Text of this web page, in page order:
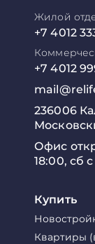
Жилой
+7 4012
+7 4012
236006
Офис
18:00, сб
Купить
Квартиры